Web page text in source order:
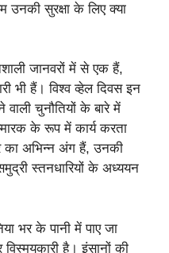
उनकी सुरक्षा के लिए क्या
जानवरों में से एक हैं,
भी हैं। विश्व व्हेल दिवस इन
चुनौतियों के बारे में
के रूप में कार्य करता
का अभिन्न अंग हैं, उनकी
स्तनधारियों के अध्ययन
भर के पानी में पाए जा
है। इंसानों की